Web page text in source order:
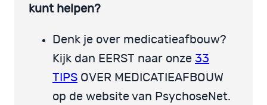
kunt helpen?
Denk je over medicatieafbouw?
Kijk dan EERST naar onze 33
TIPS OVER MEDICATIEAFBOUW
op de website van PsychoseNet.